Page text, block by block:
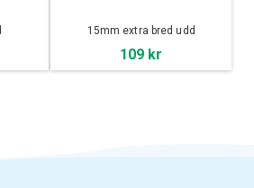
15mm extra bred udd
109 kr